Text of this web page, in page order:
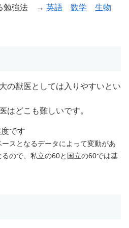
勉強法 → 英語 数学
生物
の獣医としては入りやすいとい
はどこも難しいです。
です
ースとなるデータによって変動があ
ので、私立の60と国立の60では基